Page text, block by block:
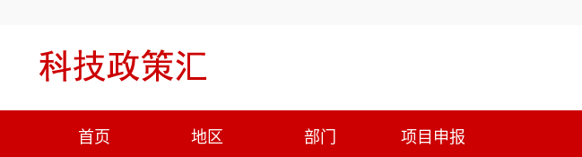
首页 地区 部门 项目申报